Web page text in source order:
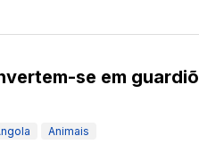
se em
Animais